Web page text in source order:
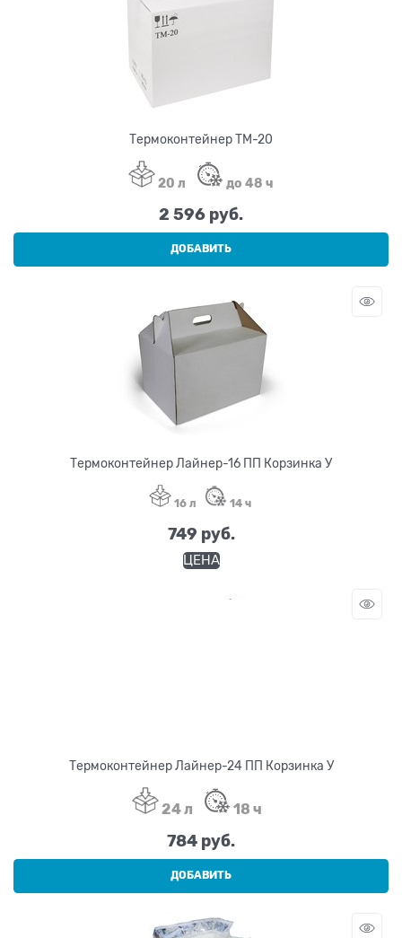
Термоконтейнер ТМ-20
20 л до 48 ч
2 596 руб.
ДОБАВИТЬ
Термоконтейнер Лайнер-16 ПП Корзинка У
16 л 14 ч
749 руб.
ЦЕНА
Термоконтейнер Лайнер-24 ПП Корзинка У
24 л 18 ч
784 руб.
ДОБАВИТЬ